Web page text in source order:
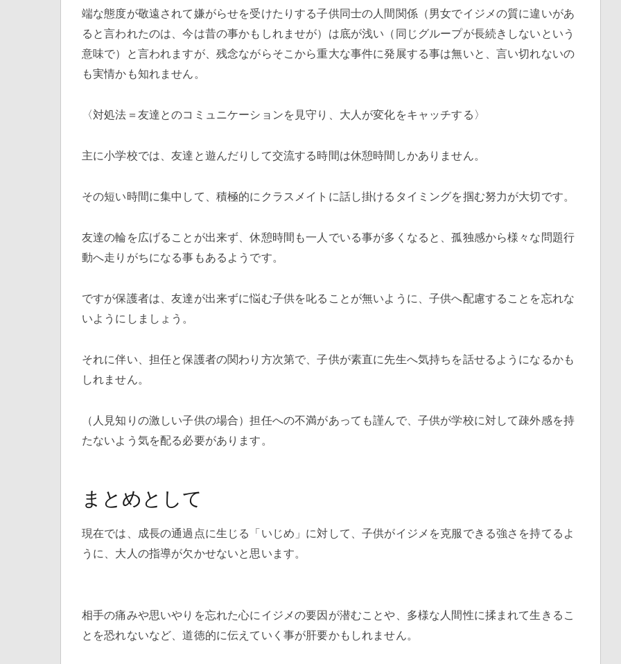
端な態度が敬遠されて嫌がらせを受けたりする子供同士の人間関係（男女でイジメの質に違いがあ
ると言われたのは、今は昔の事かもしれませが）は底が浅い（同じグループが長続きしないという
意味で）と言われますが、残念ながらそこから重大な事件に発展する事は無いと、言い切れないの
も実情かも知れません。
〈対処法＝友達とのコミュニケーションを見守り、大人が変化をキャッチする〉
主に小学校では、友達と遊んだりして交流する時間は休憩時間しかありません。
その短い時間に集中して、積極的にクラスメイトに話し掛けるタイミングを掴む努力が大切です。
友達の輪を広げることが出来ず、休憩時間も一人でいる事が多くなると、孤独感から様々な問題行
動へ走りがちになる事もあるようです。
ですが保護者は、友達が出来ずに悩む子供を叱ることが無いように、子供へ配慮することを忘れな
いようにしましょう。
それに伴い、担任と保護者の関わり方次第で、子供が素直に先生へ気持ちを話せるようになるかも
しれません。
（人見知りの激しい子供の場合）担任への不満があっても謹んで、子供が学校に対して疎外感を持
たないよう気を配る必要があります。
まとめとして
現在では、成長の通過点に生じる「いじめ」に対して、子供がイジメを克服できる強さを持てるよ
うに、大人の指導が欠かせないと思います。
相手の痛みや思いやりを忘れた心にイジメの要因が潜むことや、多様な人間性に揉まれて生きるこ
とを恐れないなど、道徳的に伝えていく事が肝要かもしれません。